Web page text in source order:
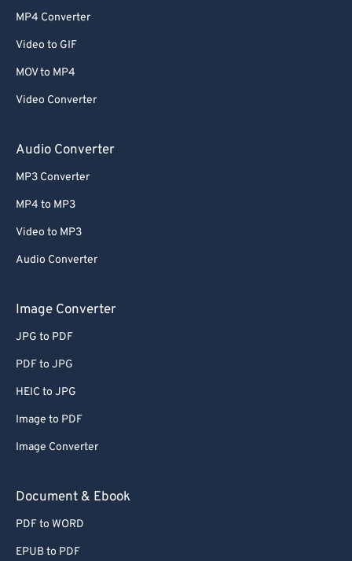
MP4 Converter
Video to GIF
MOV to MP4
Video Converter
Audio Converter
MP3 Converter
MP4 to MP3
Video to MP3
Audio Converter
Image Converter
JPG to PDF
PDF to JPG
HEIC to JPG
Image to PDF
Image Converter
Document & Ebook
PDF to WORD
EPUB to PDF